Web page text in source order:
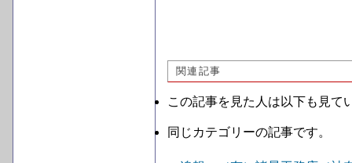
関連記事
この記事を見た人は以下も見て
同じカテゴリーの記事です。